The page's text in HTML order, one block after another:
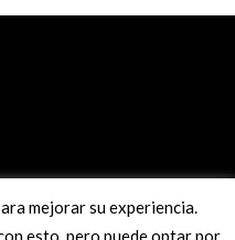
REDSYS
mejorar su experiencia.
esto, pero puede optar por